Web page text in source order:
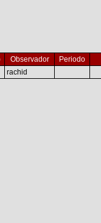
Observador
Periodo
rachid